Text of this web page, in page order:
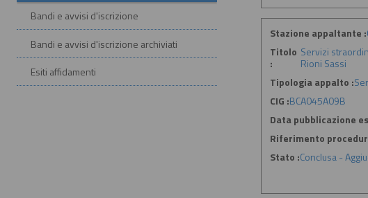
Bandi e avvisi d'iscrizione
Bandi e avvisi d'iscrizione archiviati
Esiti affidamenti
Stazione appaltante :
Titolo
:
Servizi
Rioni Sassi
Tipologia appalto :
CIG :BCA045A09B
Data pubblicazione
Riferimento
Stato :Conclusa -